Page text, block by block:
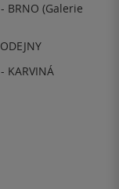
BRNO (Galerie
KARVINÁ